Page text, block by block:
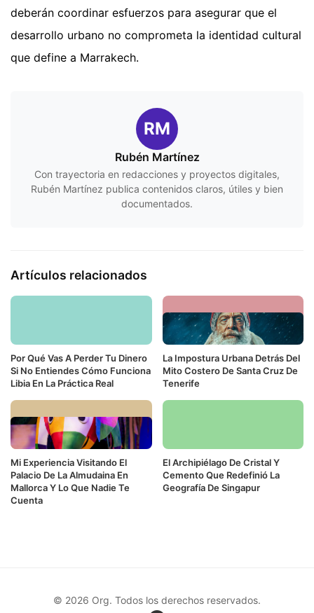
deberán coordinar esfuerzos para asegurar que el
desarrollo urbano no comprometa la identidad cultural
que define a Marrakech.
RM
Rubén Martínez
Con trayectoria en redacciones y proyectos digitales,
Rubén Martínez publica contenidos claros, útiles y bien
documentados.
Artículos relacionados
Por Qué Vas A Perder Tu Dinero
Si No Entiendes Cómo Funciona
Libia En La Práctica Real
La Impostura Urbana Detrás Del
Mito Costero De Santa Cruz De
Tenerife
Mi Experiencia Visitando El
Palacio De La Almudaina En
Mallorca Y Lo Que Nadie Te
Cuenta
El Archipiélago De Cristal Y
Cemento Que Redefinió La
Geografía De Singapur
© 2026 Org. Todos los derechos reservados.